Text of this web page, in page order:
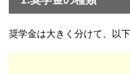
奨学金は大きく分けて、以